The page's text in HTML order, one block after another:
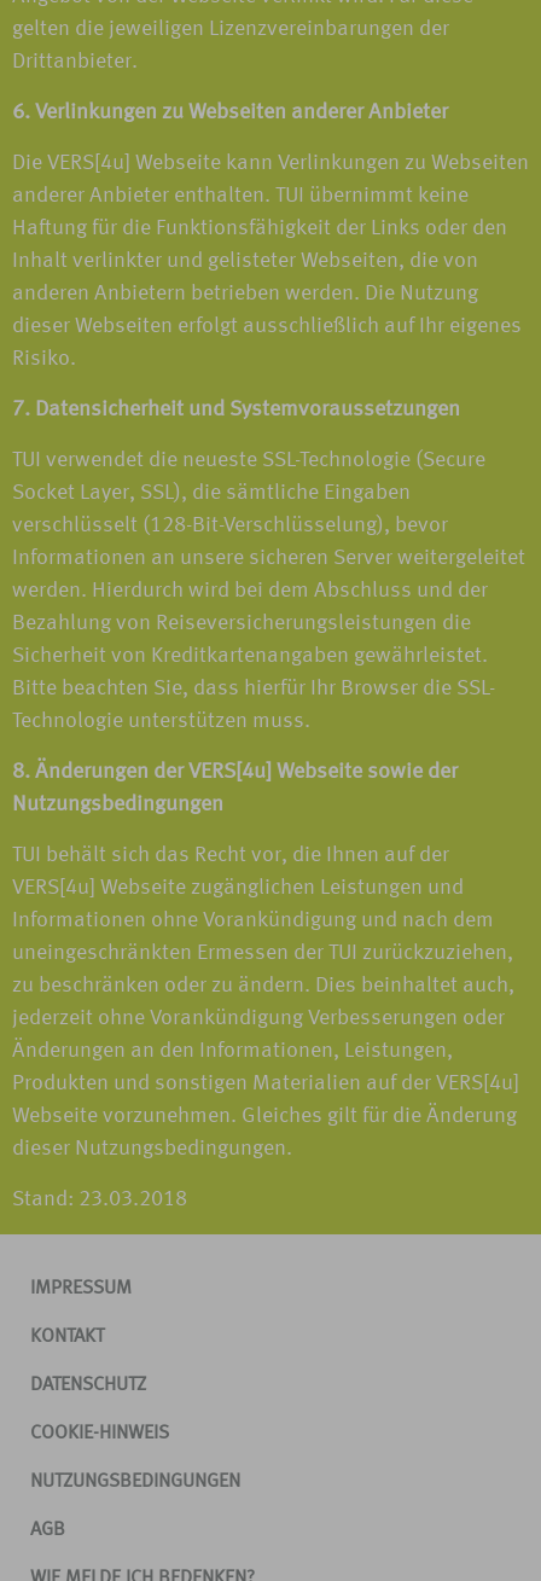
gelten die jeweiligen Lizenzvereinbarungen der
Drittanbieter.
6. Verlinkungen zu Webseiten anderer Anbieter
Die VERS[4u] Webseite kann Verlinkungen zu Webseiten
anderer Anbieter enthalten. TUI übernimmt keine
Haftung für die Funktionsfähigkeit der Links oder den
Inhalt verlinkter und gelisteter Webseiten, die von
anderen Anbietern betrieben werden. Die Nutzung
dieser Webseiten erfolgt ausschließlich auf Ihr eigenes
Risiko.
7. Datensicherheit und Systemvoraussetzungen
TUI verwendet die neueste SSL-Technologie (Secure
Socket Layer, SSL), die sämtliche Eingaben
verschlüsselt (128-Bit-Verschlüsselung), bevor
Informationen an unsere sicheren Server weitergeleitet
werden. Hierdurch wird bei dem Abschluss und der
Bezahlung von Reiseversicherungsleistungen die
Sicherheit von Kreditkartenangaben gewährleistet.
Bitte beachten Sie, dass hierfür Ihr Browser die SSL-
Technologie unterstützen muss.
8. Änderungen der VERS[4u] Webseite sowie der
Nutzungsbedingungen
TUI behält sich das Recht vor, die Ihnen auf der
VERS[4u] Webseite zugänglichen Leistungen und
Informationen ohne Vorankündigung und nach dem
uneingeschränkten Ermessen der TUI zurückzuziehen,
zu beschränken oder zu ändern. Dies beinhaltet auch,
jederzeit ohne Vorankündigung Verbesserungen oder
Änderungen an den Informationen, Leistungen,
Produkten und sonstigen Materialien auf der VERS[4u]
Webseite vorzunehmen. Gleiches gilt für die Änderung
dieser Nutzungsbedingungen.
Stand: 23.03.2018
IMPRESSUM
KONTAKT
DATENSCHUTZ
COOKIE-HINWEIS
NUTZUNGSBEDINGUNGEN
AGB